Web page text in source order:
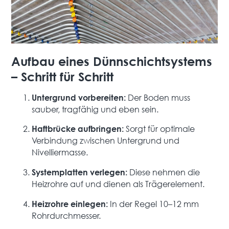
Aufbau eines Dünnschichtsystems
– Schritt für Schritt
Untergrund vorbereiten: Der Boden muss
sauber, tragfähig und eben sein.
Haftbrücke aufbringen: Sorgt für optimale
Verbindung zwischen Untergrund und
Nivelliermasse.
Systemplatten verlegen: Diese nehmen die
Heizrohre auf und dienen als Trägerelement.
Heizrohre einlegen: In der Regel 10–12 mm
Rohrdurchmesser.